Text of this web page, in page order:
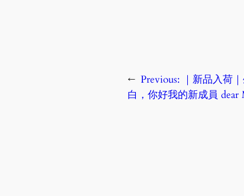
← Previous: ｜新品入荷
白，你好我的新成員 dear